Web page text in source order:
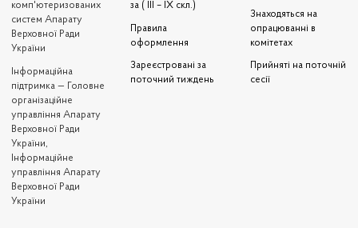
комп'ютеризованих
систем Апарату
Верховної Ради
України
Iнформаційна
підтримка — Головне
організаційне
управління Апарату
Верховної Ради
України,
Інформаційне
управління Апарату
Верховної Ради
України
за ( III – IX скл.)
Правила
оформлення
Зареєстровані за
поточний тиждень
Знаходяться на
опрацюванні в
комітетах
Прийняті на поточній
сесії